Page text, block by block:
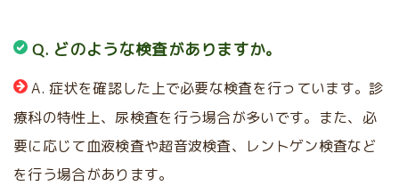
Q. どのような検査がありますか。
A. 症状を確認した上で必要な検査を行っています。診
療科の特性上、尿検査を行う場合が多いです。また、必
要に応じて血液検査や超音波検査、レントゲン検査など
を行う場合があります。